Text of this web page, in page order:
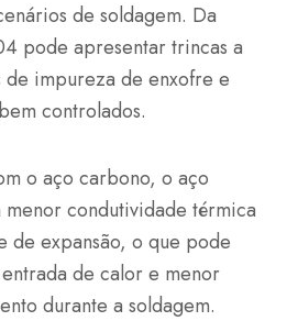
de soldagem. Da
pode apresentar trincas a
de impureza de enxofre e
controlados.
o aço carbono, o aço
condutividade térmica
de expansão, o que pode
de calor e menor
durante a soldagem.